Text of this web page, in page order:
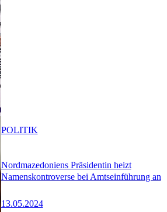
Nordmazedoniens Präsidentin heizt
Namenskontroverse bei Amtseinführung an
13.05.2024
POLITIK